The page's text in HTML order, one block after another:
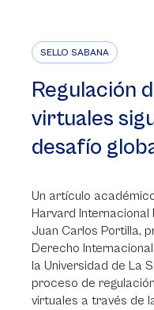
SELLO SABANA
Regulación
virtuales
desafío
Un artículo
Harvard
Juan Carlos Portilla,
Derecho
la Universidad de La
proceso de
virtuales a través de